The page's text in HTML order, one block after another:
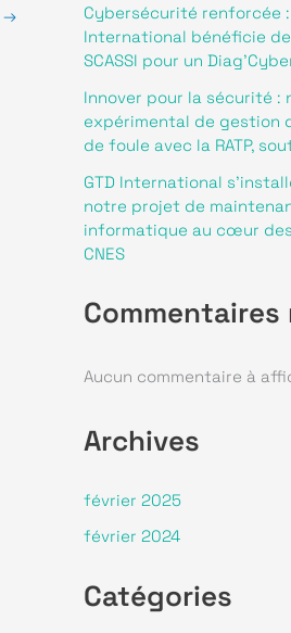
→
Cybersécurité renforcée :
International bénéficie
SCASSI pour un
Innover pour la sécurité :
expérimental de gestion
de foule avec la RATP,
GTD International
notre projet de
informatique au cœur
CNES
Aucun commentaire à
Archives
février 2025
février 2024
Catégories